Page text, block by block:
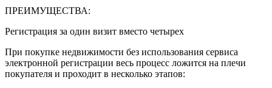
ПРЕИМУЩЕСТВА:
Регистрация за один визит вместо четырех
При покупке недвижимости без использования сервиса
электронной регистрации весь процесс ложится на плечи
покупателя и проходит в несколько этапов: